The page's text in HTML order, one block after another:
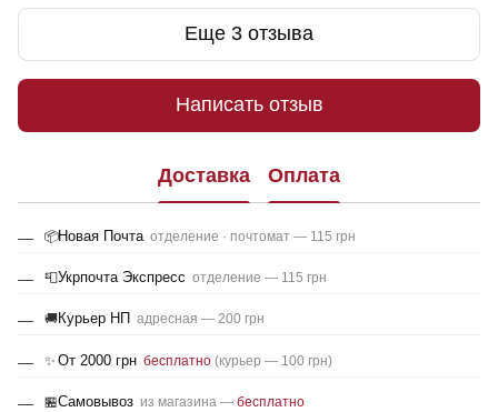
Еще 3 отзыва
Написать отзыв
Доставка Оплата
📦Новая Почта отделение · почтомат — 115 грн
📮Укрпочта Экспресс отделение — 115 грн
🚚Курьер НП адресная — 200 грн
✨ От 2000 грн бесплатно (курьер — 100 грн)
🏪Самовывоз из магазина — бесплатно